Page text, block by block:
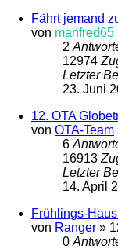
Fährt jemand
von manfred65
2
12974
Letzter
23. Juni
12. OTA
von OTA-Team
6
16913
Letzter
14. April
Frühlings-
von Ranger »
0